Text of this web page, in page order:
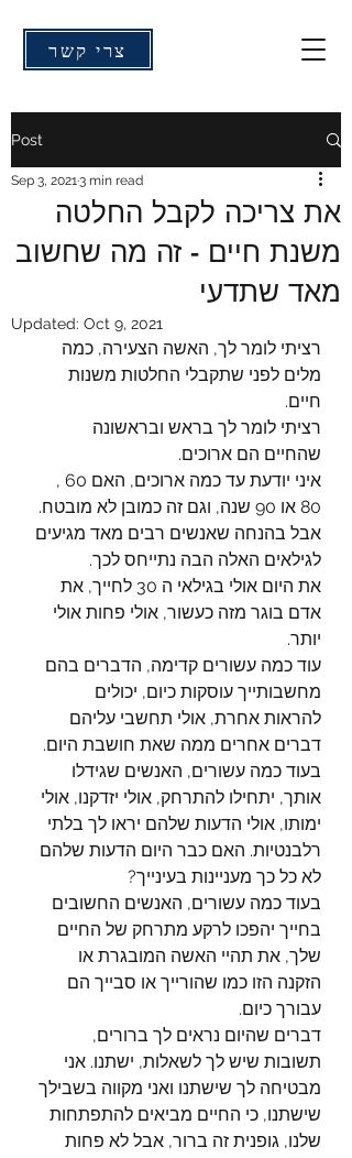
צרי קשר
Post
את צריכה לקבל החלטה
משנת חיים - זה מה שחשוב
מאד שתדעי
Sep 3, 20213 min read
Updated: Oct 9, 2021
רציתי לומר לך, האשה הצעירה, כמה
מלים לפני שתקבלי החלטות משנות
חיים.
רציתי לומר לך בראש ובראשונה
שהחיים הם ארוכים.
איני יודעת עד כמה ארוכים, האם 60 ,
80 או 90 שנה, וגם זה כמובן לא מובטח.
אבל בהנחה שאנשים רבים מאד מגיעים
לגילאים האלה הבה נתייחס לכך.
את היום אולי בגילאי ה 30 לחייך, את
אדם בוגר מזה כעשור, אולי פחות אולי
יותר.
עוד כמה עשורים קדימה, הדברים בהם
מחשבותייך עוסקות כיום, יכולים
להראות אחרת, אולי תחשבי עליהם
דברים אחרים ממה שאת חושבת היום.
בעוד כמה עשורים, האנשים שגידלו
אותך, יתחילו להתרחק, אולי יזדקנו, אולי
ימותו, אולי הדעות שלהם יראו לך בלתי
רלבנטיות. האם כבר היום הדעות שלהם
לא כל כך מעניינות בעינייך?
בעוד כמה עשורים, האנשים החשובים
בחייך יהפכו לרקע מתרחק של החיים
שלך, את תהיי האשה המובגרת או
הזקנה הזו כמו שהורייך או סבייך הם
עבורך כיום.
דברים שהיום נראים לך ברורים,
תשובות שיש לך לשאלות, ישתנו. אני
מבטיחה לך שישתנו ואני מקווה בשבילך
שישתנו, כי החיים מביאים להתפתחות
שלנו, גופנית זה ברור, אבל לא פחות